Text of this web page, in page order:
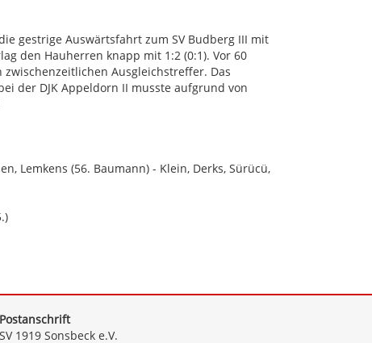
gestrige Auswärtsfahrt zum SV Budberg III mit
den Hauherren knapp mit 1:2 (0:1). Vor 60
Ausgleichstreffer. Das
der DJK Appeldorn II musste aufgrund von
Lemkens (56. Baumann) - Klein, Derks, Sürücü,
Postanschrift
SV 1919 Sonsbeck e.V.